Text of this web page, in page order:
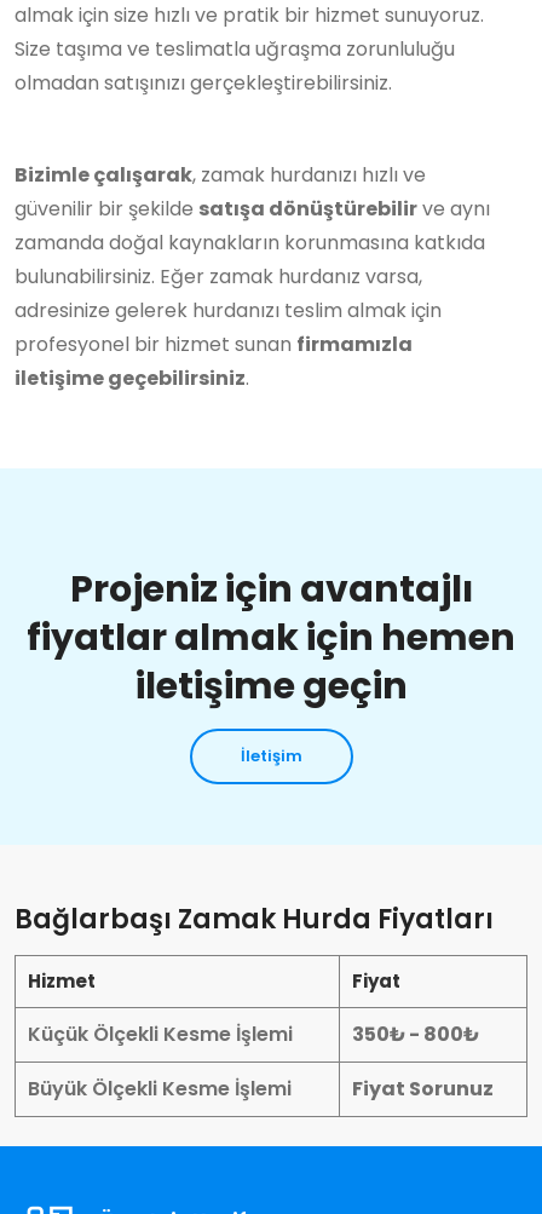
almak için size hızlı ve pratik bir hizmet sunuyoruz.
Size taşıma ve teslimatla uğraşma zorunluluğu
olmadan satışınızı gerçekleştirebilirsiniz.
Bizimle çalışarak, zamak hurdanızı hızlı ve
güvenilir bir şekilde satışa dönüştürebilirve aynı
zamanda doğal kaynakların korunmasına katkıda
bulunabilirsiniz. Eğer zamak hurdanız varsa,
adresinize gelerek hurdanızı teslim almak için
profesyonel bir hizmet sunan firmamızla
iletişime geçebilirsiniz.
Projeniz için avantajlı
fiyatlar almak için hemen
iletişime geçin
İletişim
Bağlarbaşı Zamak Hurda Fiyatları
Hizmet Fiyat
Küçük Ölçekli Kesme İşlemi
350₺ - 800₺
Büyük Ölçekli Kesme İşlemi
Fiyat Sorunuz